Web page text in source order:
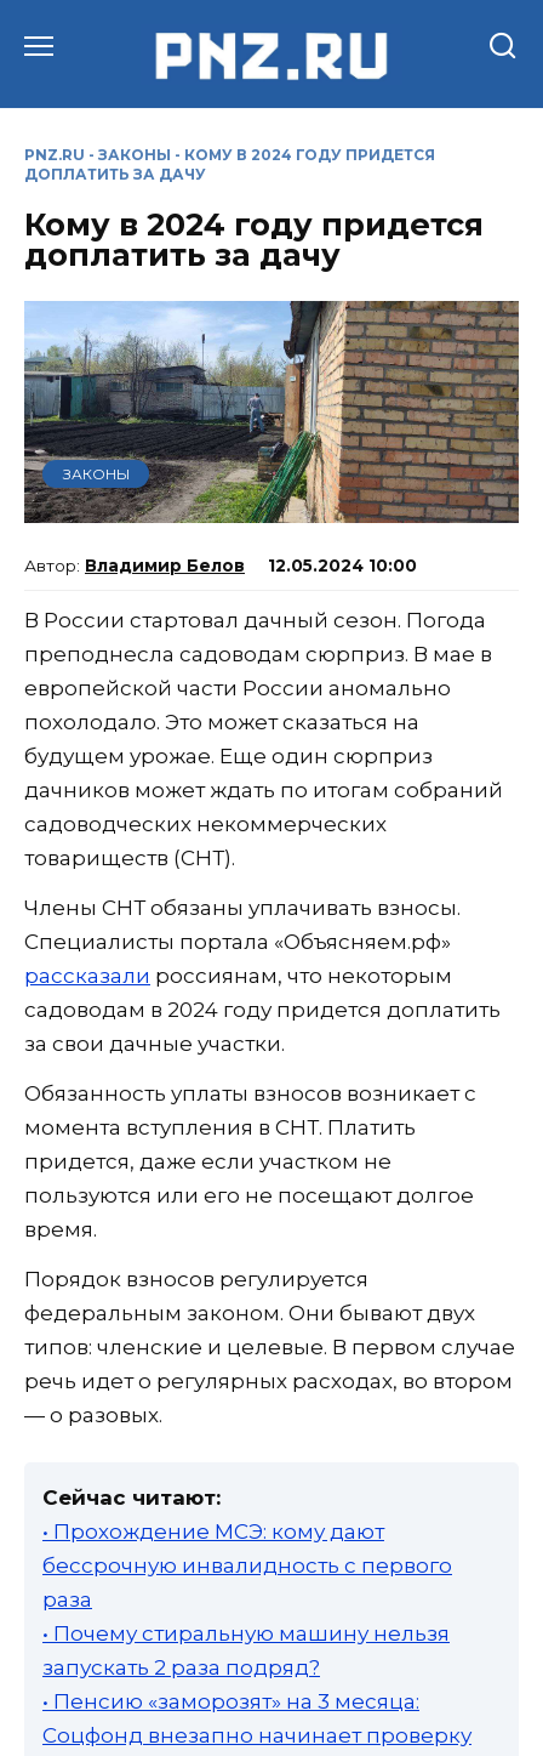
PNZ.RU - ЗАКОНЫ - КОМУ В 2024 ГОДУ ПРИДЕТСЯ
ДОПЛАТИТЬ ЗА ДАЧУ
Кому в 2024 году придется
доплатить за дачу
ЗАКОНЫ
Владимир Белов 12.05.2024 10:00
В России стартовал дачный сезон. Погода
преподнесла садоводам сюрприз. В мае в
европейской части России аномально
похолодало. Это может сказаться на
будущем урожае. Еще один сюрприз
дачников может ждать по итогам собраний
садоводческих некоммерческих
товариществ (СНТ).
Члены СНТ обязаны уплачивать взносы.
Специалисты портала «Объясняем.рф»
рассказали россиянам, что некоторым
садоводам в 2024 году придется доплатить
за свои дачные участки.
Обязанность уплаты взносов возникает с
момента вступления в СНТ. Платить
придется, даже если участком не
пользуются или его не посещают долгое
время.
Порядок взносов регулируется
федеральным законом. Они бывают двух
типов: членские и целевые. В первом случае
речь идет о регулярных расходах, во втором
— о разовых.
Сейчас читают:
• Прохождение МСЭ: кому дают
бессрочную инвалидность с первого
раза
• Почему стиральную машину нельзя
запускать 2 раза подряд?
• Пенсию «заморозят» на 3 месяца:
Соцфонд внезапно начинает проверку